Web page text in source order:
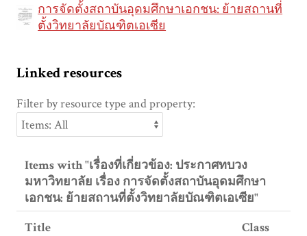
การจัดตั้งสถาบันอุดมศึกษาเอกชน: ย้ายสถานที่
ตั้งวิทยาลัยบัณฑิตเอเซีย
Linked resources
Filter by resource type and property:
Items with "เรื่องที่เกี่ยวข้อง: ประกาศทบวง
มหาวิทยาลัย เรื่อง การจัดตั้งสถาบันอุดมศึกษา
เอกชน: ย้ายสถานที่ตั้งวิทยาลัยบัณฑิตเอเซีย"
Title
Class